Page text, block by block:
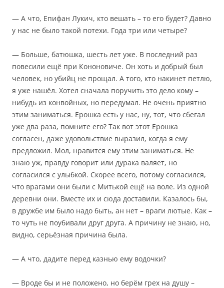
— А что, Епифан Лукич, кто вешать – то его будет? Давно
у нас не было такой потехи. Года три или четыре?
— Больше, батюшка, шесть лет уже. В последний раз
повесили ещё при Кононовиче. Он хоть и добрый был
человек, но убийц не прощал. А того, кто накинет петлю,
я уже нашёл. Хотел сначала поручить это дело кому –
нибудь из конвойных, но передумал. Не очень приятно
этим заниматься. Ерошка есть у нас, ну, тот, что сбегал
уже два раза, помните его? Так вот этот Ерошка
согласен, даже удовольствие выразил, когда я ему
предложил. Мол, нравится ему этим заниматься. Не
знаю уж, правду говорит или дурака валяет, но
согласился с улыбкой. Скорее всего, потому согласился,
что врагами они были с Митькой ещё на воле. Из одной
деревни они. Вместе их и сюда доставили. Казалось бы,
в дружбе им было надо быть, ан нет – враги лютые. Как –
то чуть не поубивали друг друга. А причину не знаю, но,
видно, серьёзная причина была.
— А что, дадите перед казнью ему водочки?
— Вроде бы и не положено, но берём грех на душу –